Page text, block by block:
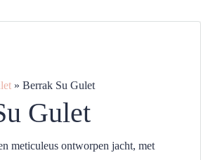
» Berrak Su Gulet
Gulet
meticuleus ontworpen jacht, met